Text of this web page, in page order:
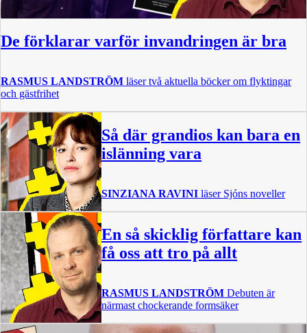
De förklarar varför invandringen är bra
RASMUS LANDSTRÖM läser två aktuella böcker om flyktingar
och gästfrihet
Så där grandios kan bara en
islänning vara
SINZIANA RAVINI läser Sjóns noveller
En så skicklig författare kan
få oss att tro på allt
RASMUS LANDSTRÖM Debuten är
närmast chockerande formsäker